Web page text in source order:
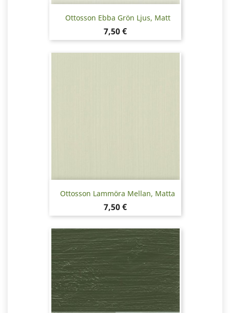
Ottosson Ebba Grön Ljus, Matt
Pris
7,50 €
Ottosson Lammöra Mellan, Matta
Pris
7,50 €